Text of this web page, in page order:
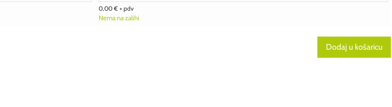
0,00 € + pdv
Nema na zalihi
Dodaj u košaricu